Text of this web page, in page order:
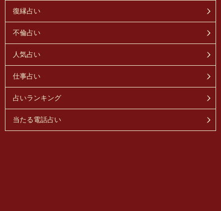
復縁占い
不倫占い
人気占い
仕事占い
占いランキング
当たる電話占い